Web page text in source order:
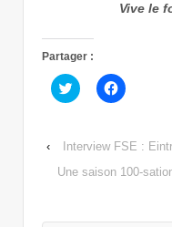
Vive le
Partager :
Cliquez
pour
dans
nouvelle
fenêtre)
Cliquez
pour
dans
nouvelle
fenêtre)
‹
Interview FSE :
Une saison 100-